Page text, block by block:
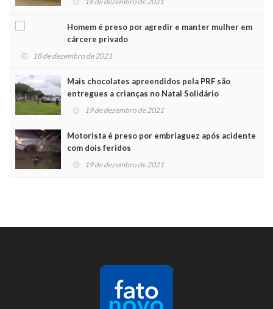
Homem é preso por agredir e manter mulher em
cárcere privado
18 de dezembro de 2021
Mais chocolates apreendidos pela PRF são
entregues a crianças no Natal Solidário
19 de dezembro de 2021
Motorista é preso por embriaguez após acidente
com dois feridos
19 de dezembro de 2021